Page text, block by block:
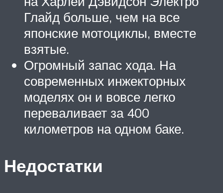
Глайд больше, чем на все
японские мотоциклы, вместе
взятые.
Огромный запас хода. На
современных инжекторных
моделях он и вовсе легко
переваливает за 400
километров на одном баке.
Недостатки